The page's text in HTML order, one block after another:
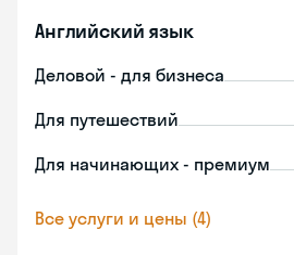
Английский язык
Деловой - для бизнеса
Для путешествий
Для начинающих - премиум
Все услуги и цены (4)